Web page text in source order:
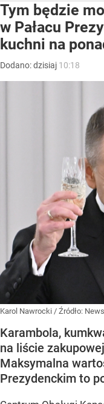
Tym będzie
w Pałacu
kuchni na
Dodano:dzisiaj 10:18
Karol Nawrocki / Źródło:
Karambola,
na liście
Maksymalna
Prezydenckim to